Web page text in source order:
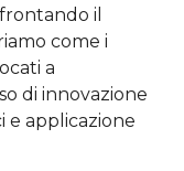
il
come i
a
di innovazione
e applicazione